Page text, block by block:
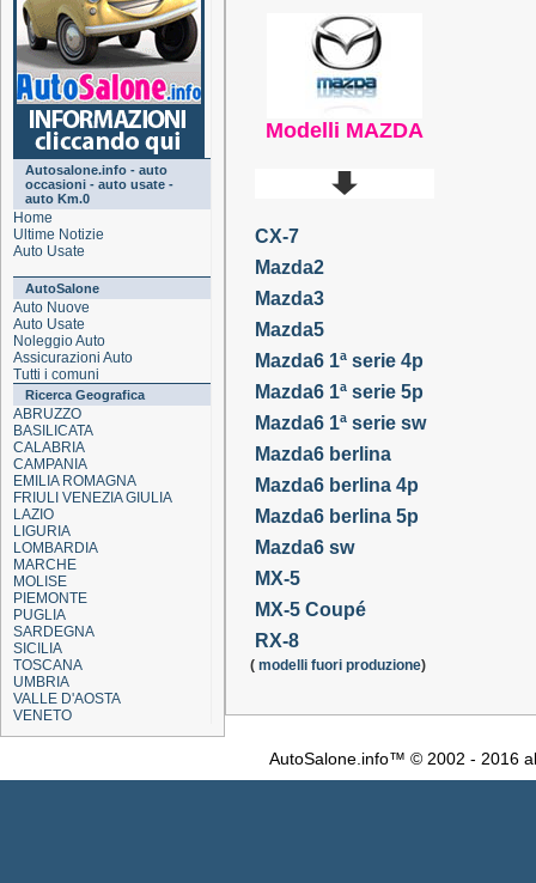
Autosalone.info - auto
occasioni - auto usate -
auto Km.0
Home
Ultime Notizie
Auto Usate
AutoSalone
Auto Nuove
Auto Usate
Noleggio Auto
Assicurazioni Auto
Tutti i comuni
Ricerca Geografica
ABRUZZO
BASILICATA
CALABRIA
CAMPANIA
EMILIA ROMAGNA
FRIULI VENEZIA GIULIA
LAZIO
LIGURIA
LOMBARDIA
MARCHE
MOLISE
PIEMONTE
PUGLIA
SARDEGNA
SICILIA
TOSCANA
UMBRIA
VALLE D'AOSTA
VENETO
Modelli MAZDA
CX-7
Mazda2
Mazda3
Mazda5
Mazda6 1ª serie 4p
Mazda6 1ª serie 5p
Mazda6 1ª serie sw
Mazda6 berlina
Mazda6 berlina 4p
Mazda6 berlina 5p
Mazda6 sw
MX-5
MX-5 Coupé
RX-8
( modelli fuori produzione)
AutoSalone.info™ © 2002 - 2016